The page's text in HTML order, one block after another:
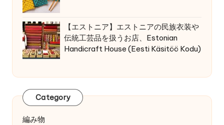
【エストニア】エストニアの民族衣装や
伝統工芸品を扱うお店、Estonian
Handicraft House (Eesti Käsitöö Kodu)
Category
編み物